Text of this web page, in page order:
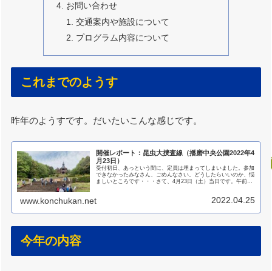
お問い合わせ
交通案内や施設について
プログラム内容について
これまでのようす
昨年のようすです。だいたいこんな感じです。
開催レポート：昆虫大捜査線（播磨中央公園2022年4
月23日）
受付初日、あっという間に、定員は埋まってしまいました。参加
できなかったみなさん、ごめんなさい。どうしたらいいのか、悩
ましいところです・・・さて、4月23日（土）当日です。午前中
www.konchukan.net 2022.04.25
今年の内容